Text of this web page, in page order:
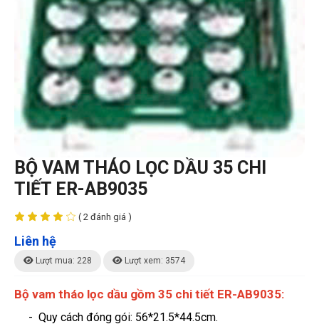
BỘ VAM THÁO LỌC DẦU 35 CHI
TIẾT ER-AB9035
( 2 đánh giá )
Liên hệ
Lượt mua: 228 Lượt xem: 3574
Bộ vam tháo lọc dầu gồm 35 chi tiết ER-AB9035:
- Quy cách đóng gói: 56*21.5*44.5cm.